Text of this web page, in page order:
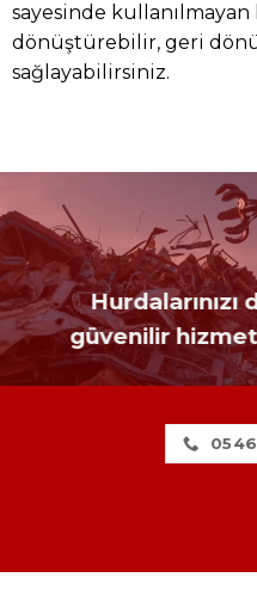
sayesinde kullanılmayan
dönüştürebilir, geri
sağlayabilirsiniz.
güvenilir